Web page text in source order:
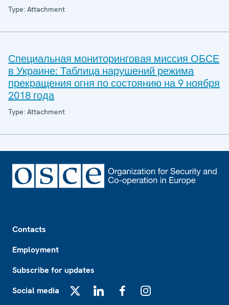
Type: Attachment
Специальная мониторинговая миссия ОБСЕ
в Украине: Таблица нарушений режима
прекращения огня по состоянию на 9 ноября
2018 года
Type: Attachment
Contacts
Employment
Subscribe for updates
Social media